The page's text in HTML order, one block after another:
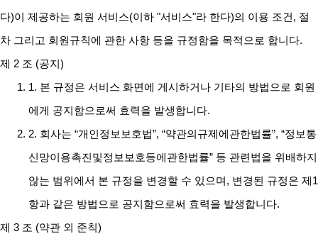
다)이 제공하는 회원 서비스(이하 "서비스"라 한다)의 이용 조건, 절
차 그리고 회원규칙에 관한 사항 등을 규정함을 목적으로 합니다.
제 2 조 (공지)
1. 본 규정은 서비스 화면에 게시하거나 기타의 방법으로 회원
에게 공지함으로써 효력을 발생합니다.
2. 회사는 “개인정보보호법”, “약관의규제에관한법률”, “정보통
신망이용촉진및정보보호등에관한법률” 등 관련법을 위배하지
않는 범위에서 본 규정을 변경할 수 있으며, 변경된 규정은 제1
항과 같은 방법으로 공지함으로써 효력을 발생합니다.
제 3 조 (약관 외 준칙)